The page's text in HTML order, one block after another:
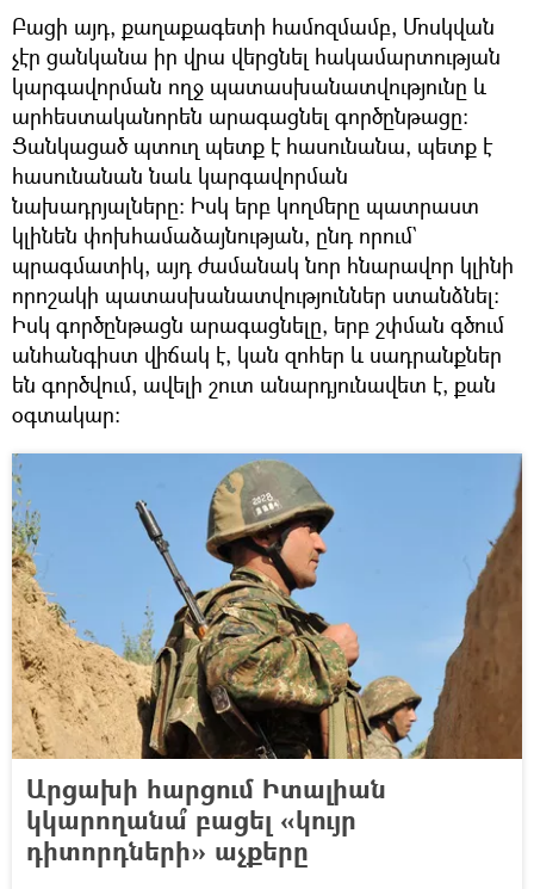
Բացի այդ, քաղաքագետի համոզմամբ, Մոսկվան
չէր ցանկանա իր վրա վերցնել հակամարտության
կարգավորման ողջ պատասխանատվությունը և
արհեստականորեն արագացնել գործընթացը։
Ցանկացած պտուղ պետք է հասունանա, պետք է
հասունանան նաև կարգավորման
նախադրյալները։ Իսկ երբ կողմերը պատրաստ
կլինեն փոխհամաձայնության, ընդ որում`
պրագմատիկ, այդ ժամանակ նոր հնարավոր կլինի
որոշակի պատասխանատվություններ ստանձնել։
Իսկ գործընթացն արագացնելը, երբ շփման գծում
անհանգիստ վիճակ է, կան զոհեր և սադրանքներ
են գործվում, ավելի շուտ անարդյունավետ է, քան
օգտակար։
Արցախի հարցում Իտալիան
կկարողանա՞ բացել «կույր
դիտորդների» աչքերը